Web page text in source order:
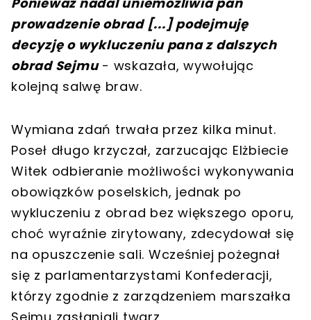
prowadzenie obrad [... ]podejmuję
decyzję o wykluczeniu pana z dalszych
obrad Sejmu- wskazała, wywołując
kolejną salwę braw.
Wymiana zdań trwała przez kilka minut.
Poseł długo krzyczał, zarzucając Elżbiecie
Witek odbieranie możliwości wykonywania
obowiązków poselskich, jednak po
wykluczeniu z obrad bez większego oporu,
choć wyraźnie zirytowany, zdecydował się
na opuszczenie sali. Wcześniej pożegnał
się z parlamentarzystami Konfederacji,
którzy zgodnie z zarządzeniem marszałka